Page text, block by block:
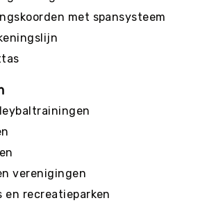
met spansysteem
verenigingen
en recreatieparken